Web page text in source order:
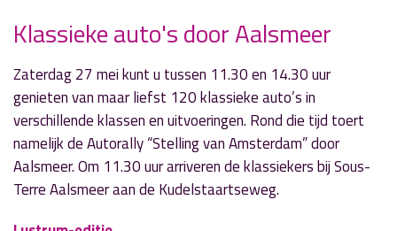
« Vorig nieuwsbericht
Auto te water nabij bloemenveiling
» Volgend nieuwsbericht
Zomercadeau voor iedereen: VakantieBieb app
23 mei 2017
Klassieke auto's door Aalsmeer
Zaterdag 27 mei kunt u tussen 11.30 en 14.30 uur
genieten van maar liefst 120 klassieke auto’s in
verschillende klassen en uitvoeringen. Rond die tijd toert
namelijk de Autorally “Stelling van Amsterdam” door
Aalsmeer. Om 11.30 uur arriveren de klassiekers bij Sous-
Terre Aalsmeer aan de Kudelstaartseweg.